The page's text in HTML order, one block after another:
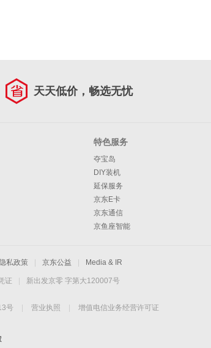
天天低价，畅选无忧
特色服务
夺宝岛
DIY装机
延保服务
京东E卡
京东通信
京鱼座智能
隐私政策 京东公益 Media & IR
证
新出发京零 字第大120007号
号 营业执照
增值电信业务经营许可证